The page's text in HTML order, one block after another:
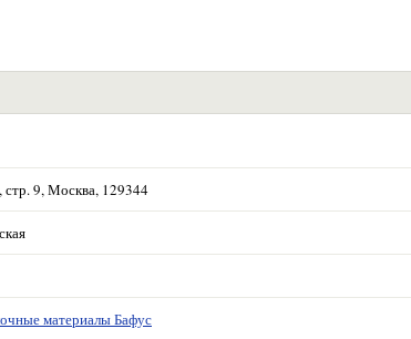
стр. 9, Москва, 129344
материалы Бафус